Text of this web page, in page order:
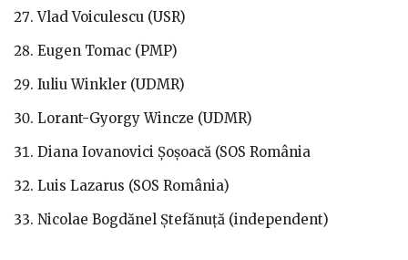
Vlad Voiculescu (USR)
Eugen Tomac (PMP)
Iuliu Winkler (UDMR)
Lorant-Gyorgy Wincze (UDMR)
Diana Iovanovici Șoșoacă (SOS România
Luis Lazarus (SOS România)
Nicolae Bogdănel Ștefănuță (independent)